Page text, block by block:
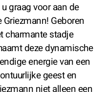
graag voor aan de
Geboren
charmante stadje
deze dynamische
energie van een
geest en
niet alleen een